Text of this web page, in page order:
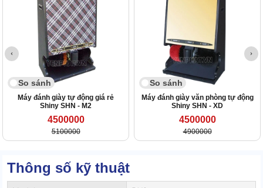
So sánh
Máy đánh giày tự động giá rẻ
Shiny SHN - M2
4500000
5100000
So sánh
Máy đánh giày văn phòng tự động
Shiny SHN - XD
4500000
4900000
Thông số kỹ thuật